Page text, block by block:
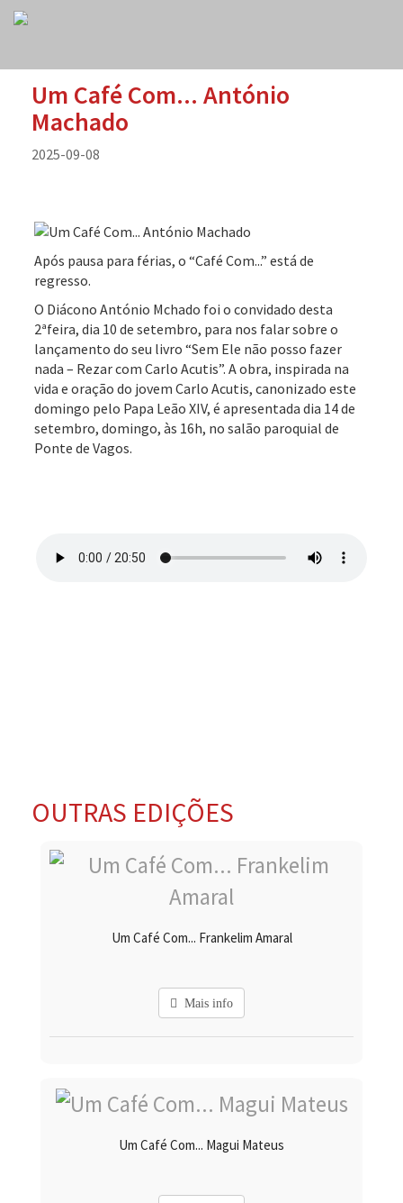
Um Café Com... António
Machado
2025-09-08
Após pausa para férias, o “Café Com...” está de
regresso.
O Diácono António Mchado foi o convidado desta
2ªfeira, dia 10 de setembro, para nos falar sobre o
lançamento do seu livro “Sem Ele não posso fazer
nada – Rezar com Carlo Acutis”. A obra, inspirada na
vida e oração do jovem Carlo Acutis, canonizado este
domingo pelo Papa Leão XIV, é apresentada dia 14 de
setembro, domingo, às 16h, no salão paroquial de
Ponte de Vagos.
OUTRAS EDIÇÕES
Um Café Com... Frankelim Amaral
Mais info
Um Café Com... Magui Mateus